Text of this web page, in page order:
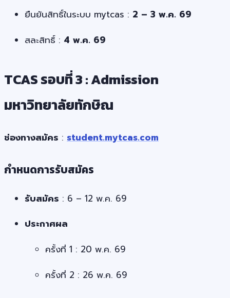
ยืนยันสิทธิ์ในระบบ mytcas : 2 – 3 พ.ค. 69
สละสิทธิ์ : 4 พ.ค. 69
TCAS รอบที่ 3 : Admission
มหาวิทยาลัยทักษิณ
ช่องทางสมัคร : student.mytcas.com
กำหนดการรับสมัคร
รับสมัคร : 6 – 12 พ.ค. 69
ประกาศผล
ครั้งที่ 1 : 20 พ.ค. 69
ครั้งที่ 2 : 26 พ.ค. 69